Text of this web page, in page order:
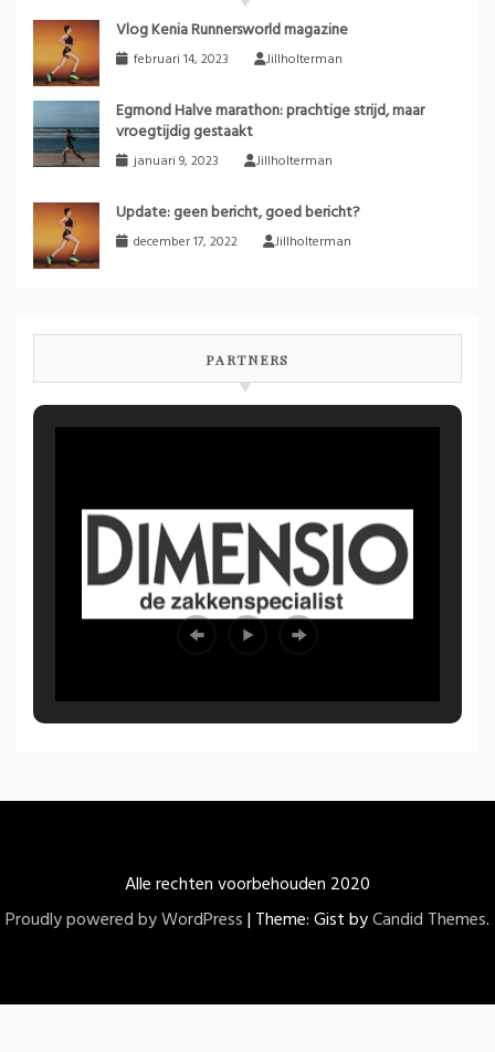
Vlog Kenia Runnersworld magazine
februari 14, 2023 Jillholterman
Egmond Halve marathon: prachtige strijd, maar
vroegtijdig gestaakt
januari 9, 2023 Jillholterman
Update: geen bericht, goed bericht?
december 17, 2022 Jillholterman
PARTNERS
Alle rechten voorbehouden 2020
Proudly powered by WordPress| Theme: Gist byCandid Themes.